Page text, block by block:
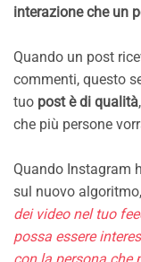
interazione che un
Quando un post
commenti, questo
tuo post è di qualità
che più persone
Quando Instagram
sul nuovo
dei video nel tuo
possa essere